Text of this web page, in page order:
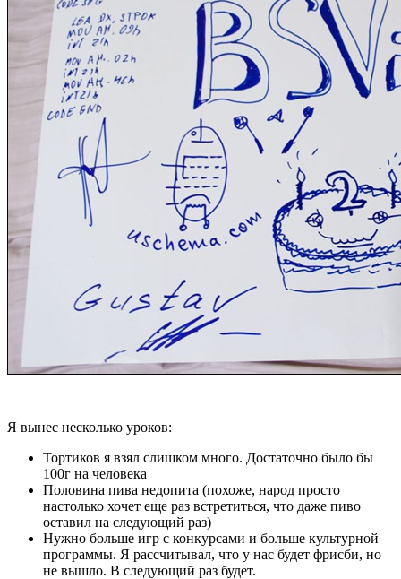
Я вынес несколько уроков:
Тортиков я взял слишком много. Достаточно было бы
100г на человека
Половина пива недопита (похоже, народ просто
настолько хочет еще раз встретиться, что даже пиво
оставил на следующий раз)
Нужно больше игр с конкурсами и больше культурной
программы. Я рассчитывал, что у нас будет фрисби, но
не вышло. В следующий раз будет.